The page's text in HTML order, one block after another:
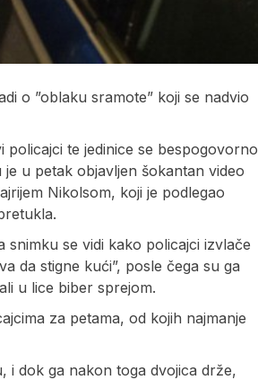
o ”oblaku sramote” koji se nadvio
policajci te jedinice se bespogovorno
u petak objavljen šokantan video
Nikolsom, koji je podlegao
se vidi kako policajci izvlače
da stigne kući”, posle čega su ga
u lice biber sprejom.
za petama, od kojih najmanje
i dok ga nakon toga dvojica drže,